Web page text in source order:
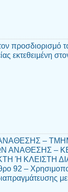
προσδιορισμό
εκτεθειμένη
ΑΝΑΘΕΣΗΣ –
ΑΝΑΘΕΣΗΣ –
Ή ΚΛΕΙΣΤΗ
–